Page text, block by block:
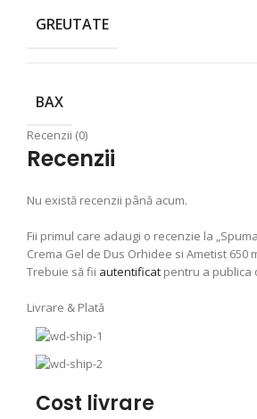
GREUTATE
BAX
Recenzii (0)
Recenzii
Nu există recenzii până acum.
Fii primul care adaugi o recenzie la
Crema Gel de Dus Orhidee si Ametist 650
Trebuie să fii autentificat pentru a publica
Livrare & Plată
Cost livrare